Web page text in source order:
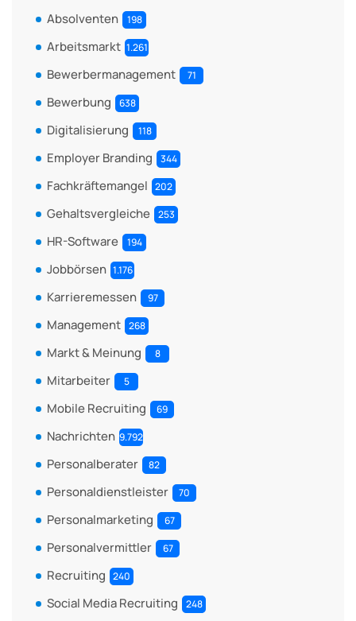
Absolventen 198
Arbeitsmarkt 1.261
Bewerbermanagement 71
Bewerbung 638
Digitalisierung 118
Employer Branding 344
Fachkräftemangel 202
Gehaltsvergleiche 253
HR-Software 194
Jobbörsen 1.176
Karrieremessen 97
Management 268
Markt & Meinung 8
Mitarbeiter 5
Mobile Recruiting 69
Nachrichten 9.792
Personalberater 82
Personaldienstleister 70
Personalmarketing 67
Personalvermittler 67
Recruiting 240
Social Media Recruiting 248